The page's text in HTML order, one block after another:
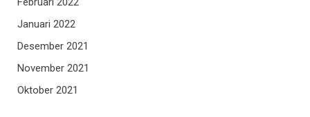
Januari 2022
Desember 2021
November 2021
Oktober 2021